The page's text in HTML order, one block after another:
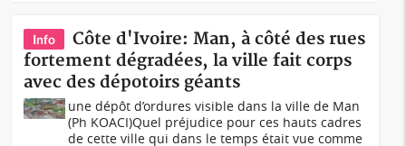
Info
Côte d'Ivoire: Man, à côté des rues
fortement dégradées, la ville fait corps
avec des dépotoirs géants
une dépôt d’ordures visible dans la ville de Man
(Ph KOACI)Quel préjudice pour ces hauts cadres
de cette ville qui dans le temps était vue comme